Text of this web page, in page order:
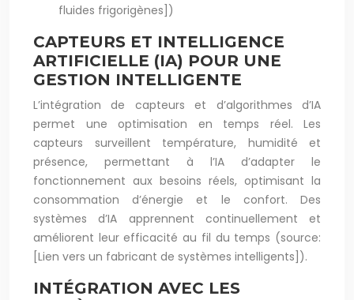
fluides frigorigènes])
CAPTEURS ET INTELLIGENCE
ARTIFICIELLE (IA) POUR UNE
GESTION INTELLIGENTE
L’intégration de capteurs et d’algorithmes d’IA
permet une optimisation en temps réel. Les
capteurs surveillent température, humidité et
présence, permettant à l’IA d’adapter le
fonctionnement aux besoins réels, optimisant la
consommation d’énergie et le confort. Des
systèmes d’IA apprennent continuellement et
améliorent leur efficacité au fil du temps (source:
[Lien vers un fabricant de systèmes intelligents]).
INTÉGRATION AVEC LES